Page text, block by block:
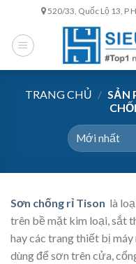
content
520/33, Quốc Lộ 13, P
TRANG CHỦ / SẢN
Sơn chống rỉ Tison là
trên bề mặt kim loại, sắt
hay các trang thiết bị máy
dùng để sơn trên cửa,